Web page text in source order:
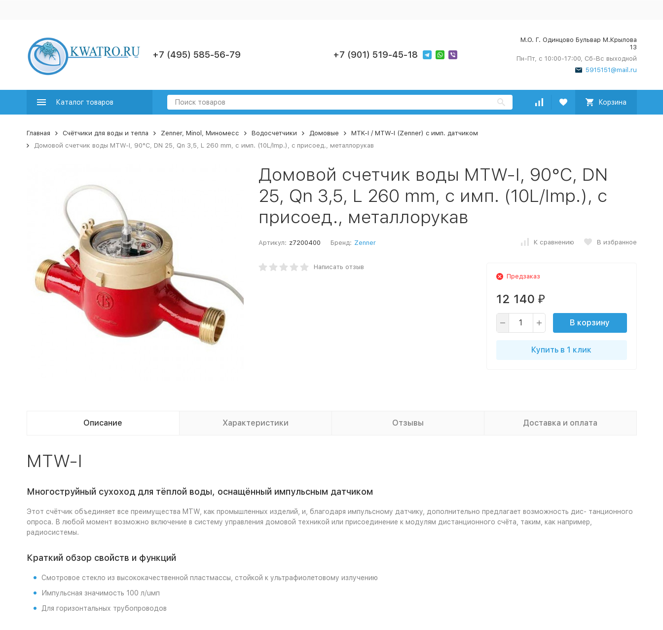
+7 (495) 585-56-79 +7 (901) 519-45-18
М.О. Г. Одинцово Бульвар М.Крылова
13
Пн-Пт, с 10:00-17:00, Сб-Вс выходной
5915151@mail.ru
Каталог товаров Корзина
Главная Счётчики для воды и тепла Zenner, Minol, Миномесс Водосчетчики Домовые
MTK-I / MTW-I (Zenner) c имп. датчиком
Домовой счетчик воды MTW-I, 90°C, DN 25, Qn 3,5, L 260 mm, с имп. (10L/Imp.), c присоед., металлорукав
Домовой счетчик воды MTW-I, 90°C, DN
25, Qn 3,5, L 260 mm, с имп. (10L/Imp.), c
присоед., металлорукав
Артикул: z7200400 Бренд: Zenner К сравнению В избранное
Написать отзыв
Предзаказ
12 140 ₽
В корзину
Купить в 1 клик
Описание Характеристики Отзывы Доставка и оплата
MTW-I
Многоструйный сухоход для тёплой воды, оснащённый импульсным датчиком
Этот счётчик объединяет все преимущества MTW, как промышленных изделий, и, благодаря импульсному датчику, дополнительно предлагает возможность дис- танционного
опроса. В любой момент возможно включение в систему управления домовой техникой или присоединение к модулям дистанционного счёта, таким, как например,
радиосистемы.
Краткий обзор свойств и функций
Смотровое стекло из высококачественной пластмассы, стойкой к ультрафиолетовому излучению
Импульсная значимость 100 л/uмп
Для горизонтальных трубопроводов